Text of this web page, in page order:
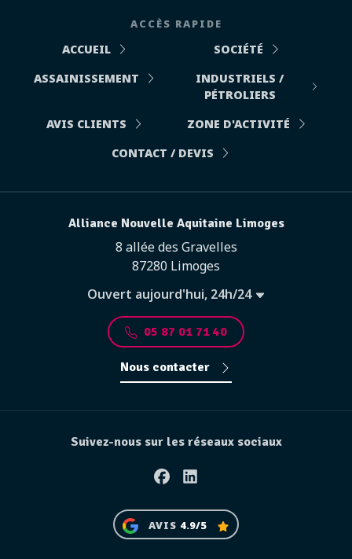
ACCÈS RAPIDE
ACCUEIL
SOCIÉTÉ
ASSAINISSEMENT
INDUSTRIELS /
PÉTROLIERS
AVIS CLIENTS
ZONE D'ACTIVITÉ
CONTACT / DEVIS
Alliance Nouvelle Aquitaine Limoges
8 allée des Gravelles
87280 Limoges
Ouvert aujourd'hui, 24h/24
05 87 01 71 40
Nous contacter
Suivez-nous sur les réseaux sociaux
FacebookLinkedin
AVIS 4.9/5